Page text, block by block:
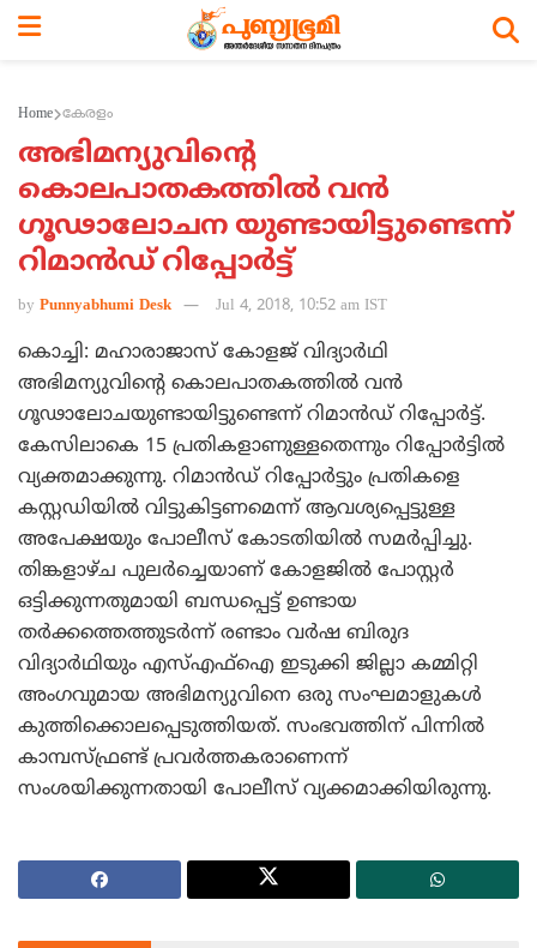
Home കേരളം
അഭിമന്യുവിന്റെ
കൊലപാതകത്തില്‍ വന്‍
ഗൂഢാലോചന യുണ്ടായിട്ടുണ്ടെന്ന്
റിമാന്‍ഡ് റിപ്പോര്‍ട്ട്
by Punnyabhumi Desk Jul 4, 2018, 10:52 am IST
കൊച്ചി: മഹാരാജാസ് കോളജ് വിദ്യാര്‍ഥി
അഭിമന്യുവിന്റെ കൊലപാതകത്തില്‍ വന്‍
ഗൂഢാലോചയുണ്ടായിട്ടുണ്ടെന്ന് റിമാന്‍ഡ് റിപ്പോര്‍ട്ട്.
കേസിലാകെ 15 പ്രതികളാണുള്ളതെന്നും റിപ്പോര്‍ട്ടില്‍
വ്യക്തമാക്കുന്നു. റിമാന്‍ഡ് റിപ്പോര്‍ട്ടും പ്രതികളെ
കസ്റ്റഡിയില്‍ വിട്ടുകിട്ടണമെന്ന് ആവശ്യപ്പെട്ടുള്ള
അപേക്ഷയും പോലീസ് കോടതിയില്‍ സമര്‍പ്പിച്ചു.
തിങ്കളാഴ്ച പുലര്‍ച്ചെയാണ് കോളജില്‍ പോസ്റ്റര്‍
ഒട്ടിക്കുന്നതുമായി ബന്ധപ്പെട്ട് ഉണ്ടായ
തര്‍ക്കത്തെത്തുടര്‍ന്ന് രണ്ടാം വര്‍ഷ ബിരുദ
വിദ്യാര്‍ഥിയും എസ്എഫ്‌ഐ ഇടുക്കി ജില്ലാ കമ്മിറ്റി
അംഗവുമായ അഭിമന്യുവിനെ ഒരു സംഘമാളുകള്‍
കുത്തിക്കൊലപ്പെടുത്തിയത്. സംഭവത്തിന് പിന്നില്‍
കാമ്പസ്ഫ്രണ്ട് പ്രവര്‍ത്തകരാണെന്ന്
സംശയിക്കുന്നതായി പോലീസ് വ്യക്കമാക്കിയിരുന്നു.